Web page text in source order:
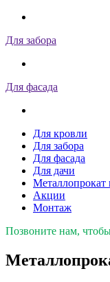
Для забора
Для фасада
Для кровли
Для забора
Для фасада
Для дачи
Акции
Монтаж
Позвоните нам,